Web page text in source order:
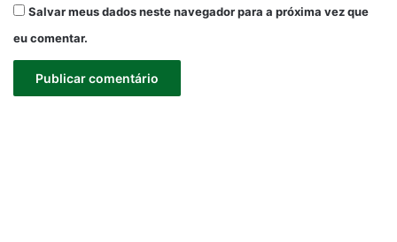
Salvar meus dados neste navegador para a próxima vez que
eu comentar.